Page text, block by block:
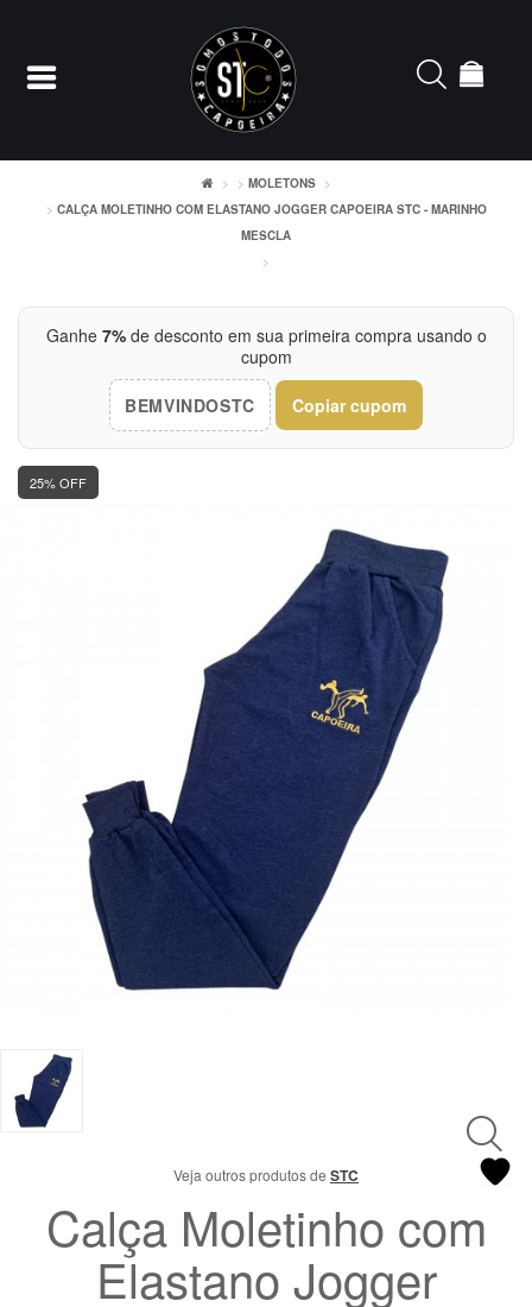
INÍCIO
CAMISETERIA
FEMININO
CENTRAL
ATENDIMENTO
Chat
WhatsApp
MOLETONS
CALÇA MOLETINHO COM ELASTANO JOGGER CAPOEIRA STC - MARINHO
MESCLA
Ganhe 7%de desconto em sua primeira compra usando o
cupom
BEMVINDOSTC Copiar cupom
25% OFF
Veja outros produtos de STC
Calça Moletinho com
Elastano Jogger